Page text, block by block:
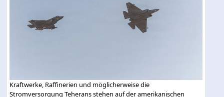
Kraftwerke, Raffinerien und möglicherweise die
Stromversorgung Teherans stehen auf der amerikanischen